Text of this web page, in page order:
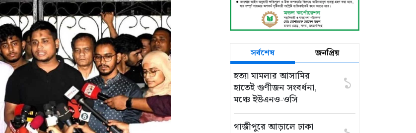
সর্বশেষ জনপ্রিয়
হত্যা মামলার আসামির
হাতেই গুণীজন সংবর্ধনা,
মঞ্চে ইউএনও-ওসি
১
গাজীপুরে আড়ালে ঢাকা